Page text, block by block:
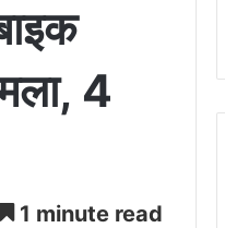
4
1 minute read